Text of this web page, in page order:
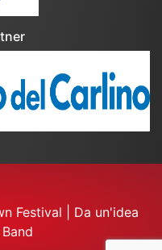
Festival
Da un'idea